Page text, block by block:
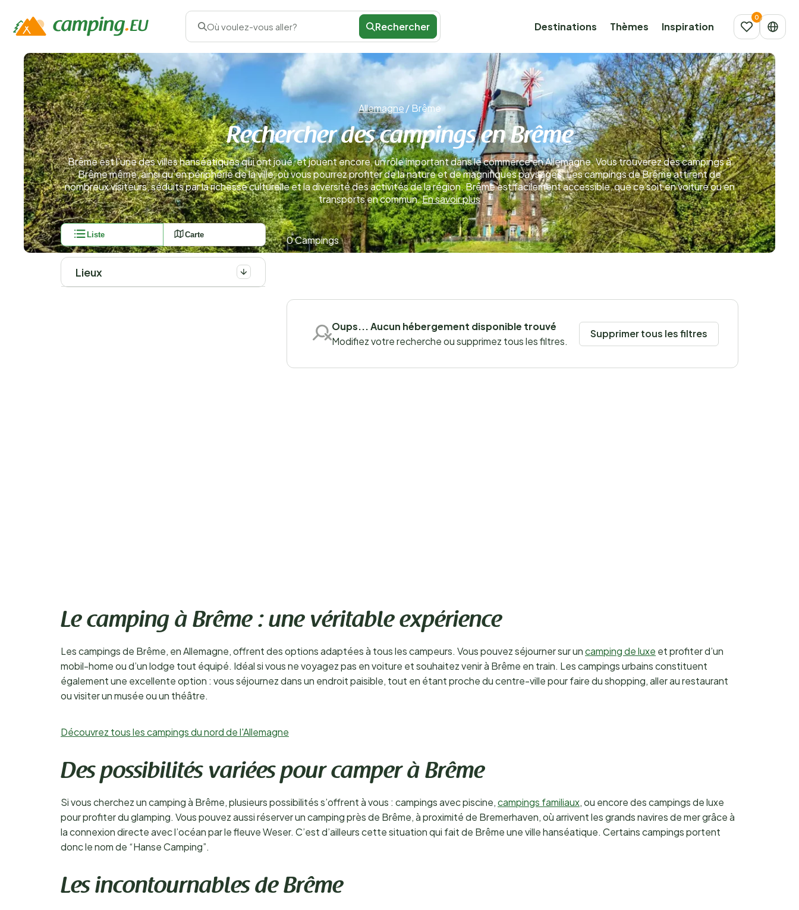
Où voulez-vous aller? Rechercher Destinations Thèmes Inspiration
Allemagne/Brême
Rechercher des campings en Brême
Brême est l’une des villes hanséatiques qui ont joué, et jouent encore, un rôle important dans le commerce en Allemagne. Vous trouverez des campings à
Brême même, ainsi qu’en périphérie de la ville, où vous pourrez profiter de la nature et de magnifiques paysages. Les campings de Brême attirent de
nombreux visiteurs, séduits par la richesse culturelle et la diversité des activités de la région. Brême est facilement accessible, que ce soit en voiture ou en
transports en commun.En savoir plus
Liste Carte
Lieux
0 Campings
Oups... Aucun hébergement disponible trouvé
Modifiez votre recherche ou supprimez tous les filtres.
Supprimer tous les filtres
Le camping à Brême : une véritable expérience
Les campings de Brême, en Allemagne, offrent des options adaptées à tous les campeurs. Vous pouvez séjourner sur uncamping de luxe et profiter d’un
mobil-home ou d’un lodge tout équipé. Idéal si vous ne voyagez pas en voiture et souhaitez venir à Brême en train. Les campings urbains constituent
également une excellente option : vous séjournez dans un endroit paisible, tout en étant proche du centre-ville pour faire du shopping, aller au restaurant
ou visiter un musée ou un théâtre.
Découvrez tous les campings du nord de l'Allemagne
Des possibilités variées pour camper à Brême
Si vous cherchez un camping à Brême, plusieurs possibilités s’offrent à vous : campings avec piscine,campings familiaux, ou encore des campings de luxe
pour profiter du glamping. Vous pouvez aussi réserver un camping près de Brême, à proximité de Bremerhaven, où arrivent les grands navires de mer grâce à
la connexion directe avec l’océan par le fleuve Weser. C’est d’ailleurs cette situation qui fait de Brême une ville hanséatique. Certains campings portent
donc le nom de “Hanse Camping”.
Les incontournables de Brême